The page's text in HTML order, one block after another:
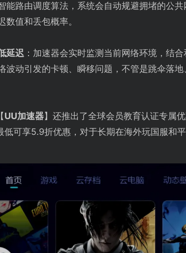
能路由调度算法，系统会自动规避拥堵的公
数值和丢包概率。
延迟：加速器会实时监测当前网络环境，结
波动引发的卡顿、瞬移问题，不管是跳伞落
UU加速器】还推出了全球会员教育认证专属
低可享5.9折优惠，对于长期在海外玩国服和